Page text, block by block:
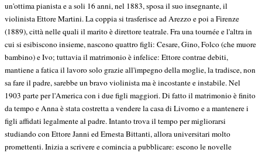
un'ottima pianista e a soli 16 anni, nel 1883, sposa il suo insegnante, il
violinista Ettore Martini. La coppia si trasferisce ad Arezzo e poi a Firenze
(1889), città nelle quali il marito è direttore teatrale. Fra una tournée e l'altra in
cui si esibiscono insieme, nascono quattro figli: Cesare, Gino, Folco (che muore
bambino) e Ivo; tuttavia il matrimonio è infelice: Ettore contrae debiti,
mantiene a fatica il lavoro solo grazie all'impegno della moglie, la tradisce, non
sa fare il padre, sarebbe un bravo violinista ma è incostante e instabile. Nel
1903 parte per l'America con i due figli maggiori. Di fatto il matrimonio è finito
da tempo e Anna è stata costretta a vendere la casa di Livorno e a mantenere i
figli affidati legalmente al padre. Intanto trova il tempo per migliorarsi
studiando con Ettore Janni ed Ernesta Bittanti, allora universitari molto
promettenti. Inizia a scrivere e comincia a pubblicare: escono le novelle